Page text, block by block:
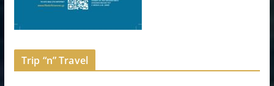
Trip “n” Travel